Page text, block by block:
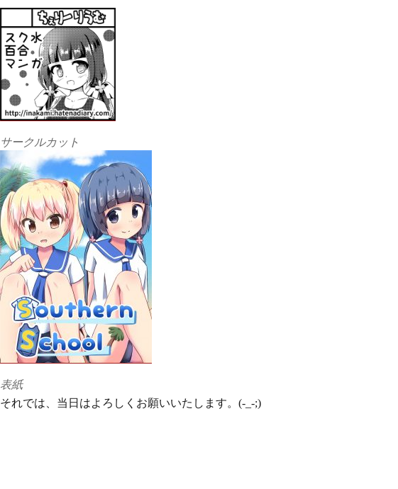
サークルカット
表紙
それでは、当日はよろしくお願いいたします。(-_-;)